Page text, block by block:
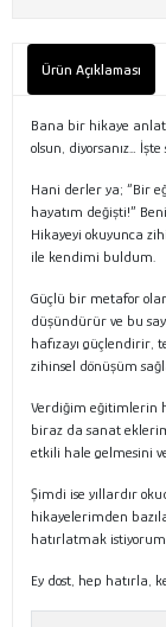
Ürün Açıklaması
Bana bir hikaye
olsun, diyorsanız…
Hani derler ya; “Bir
hayatım değişti!”
Hikayeyi okuyunca
ile kendimi buldum.
Güçlü bir metafor
düşündürür ve bu
hafızayı güçlendirir,
zihinsel dönüşüm
Verdiğim eğitimlerin
biraz da sanat
etkili hale gelmesini
Şimdi ise yıllardır
hikayelerimden
hatırlatmak
Ey dost, hep hatırla,